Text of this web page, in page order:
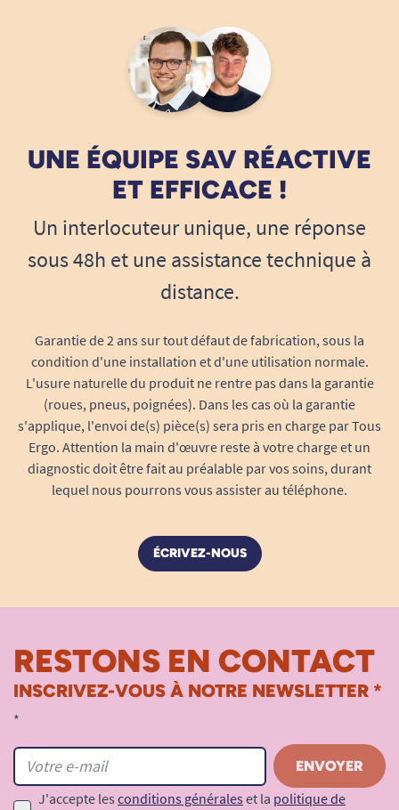
Voir tous les produits pour rendre la cuisine accessible.
UNE ÉQUIPE SAV RÉACTIVE
ET EFFICACE !
Un interlocuteur unique, une réponse
sous 48h et une assistance technique à
distance.
Garantie de 2 ans sur tout défaut de fabrication, sous la
condition d'une installation et d'une utilisation normale.
L'usure naturelle du produit ne rentre pas dans la garantie
(roues, pneus, poignées). Dans les cas où la garantie
s'applique, l'envoi de(s) pièce(s) sera pris en charge par Tous
Ergo. Attention la main d'œuvre reste à votre charge et un
diagnostic doit être fait au préalable par vos soins, durant
lequel nous pourrons vous assister au téléphone.
ÉCRIVEZ-NOUS
RESTONS EN CONTACT
INSCRIVEZ-VOUS À NOTRE NEWSLETTER *
*
J'accepte les conditions générales et la politique de